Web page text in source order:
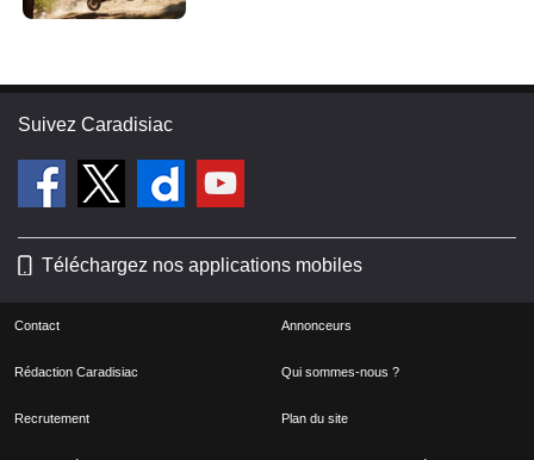
Suivez Caradisiac
Téléchargez nos applications mobiles
Contact Annonceurs
Rédaction Caradisiac Qui sommes-nous ?
Recrutement Plan du site